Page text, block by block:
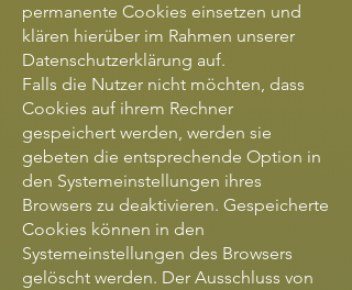
permanente Cookies einsetzen und
klären hierüber im Rahmen unserer
Datenschutzerklärung auf.
Falls die Nutzer nicht möchten, dass
Cookies auf ihrem Rechner
gespeichert werden, werden sie
gebeten die entsprechende Option in
den Systemeinstellungen ihres
Browsers zu deaktivieren. Gespeicherte
Cookies können in den
Systemeinstellungen des Browsers
gelöscht werden. Der Ausschluss von